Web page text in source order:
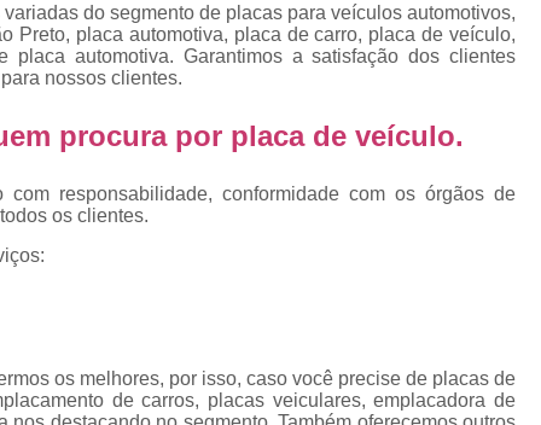
Emplacar Carro Cravinhos
Emplacar
Emplacar Carros
Emplacar o Carro
Emplacar Veículos
Empresa de Emplacamento
Emplacadora de Veículos
do segmento de placas para veículos automotivos,
Preto, placa automotiva, placa de carro, placa de veículo,
placa automotiva. Garantimos a satisfação dos clientes
nossos clientes.
procura por placa de veículo.
responsabilidade, conformidade com os órgãos de
os clientes.
os melhores, por isso, caso você precise de placas de
de carros, placas veiculares, emplacadora de